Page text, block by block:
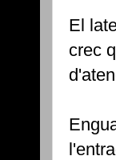
El
crec